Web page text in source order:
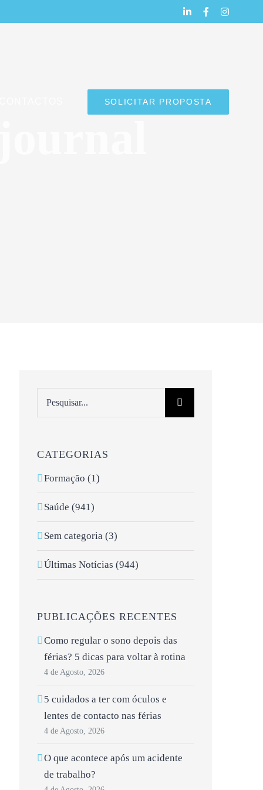
LinkedInFacebook
SOLICITAR PROPOSTA
CATEGORIAS
Formação (1)
Saúde (941)
Sem categoria (3)
Últimas Notícias (944)
PUBLICAÇÕES RECENTES
Como regular o sono depois das
férias? 5 dicas para voltar à rotina
4 de Agosto, 2026
5 cuidados a ter com óculos e
lentes de contacto nas férias
4 de Agosto, 2026
O que acontece após um acidente
de trabalho?